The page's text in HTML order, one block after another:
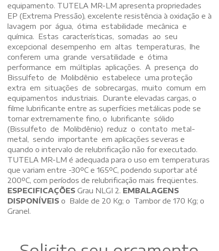
equipamento. TUTELA MR-LM apresenta propriedades
EP (Extrema Pressão), excelente resistência à oxidação e à
lavagem por água, ótima estabilidade mecânica e
química. Estas características, somadas ao seu
excepcional desempenho em altas temperaturas, lhe
conferem uma grande versatilidade e ótima
performance em múltiplas aplicações. A presença do
Bissulfeto de Molibdênio estabelece uma proteção
extra em situações de sobrecargas, muito comum em
equipamentos industriais. Durante elevadas cargas, o
filme lubrificante entre as superfícies metálicas pode se
tornar extremamente fino, o lubrificante sólido
(Bissulfeto de Molibdênio) reduz o contato metal-
metal, sendo importante em aplicações severas e
quando o intervalo de relubrificação não for executado.
TUTELA MR-LM é adequada para o uso em temperaturas
que variam entre -30ºC e 165ºC, podendo suportar até
200ºC, com períodos de relubrificação mais freqüentes.
ESPECIFICAÇÕES Grau NLGI 2. EMBALAGENS
DISPONÍVEIS o Balde de 20 Kg; o Tambor de 170 Kg; o
Granel.